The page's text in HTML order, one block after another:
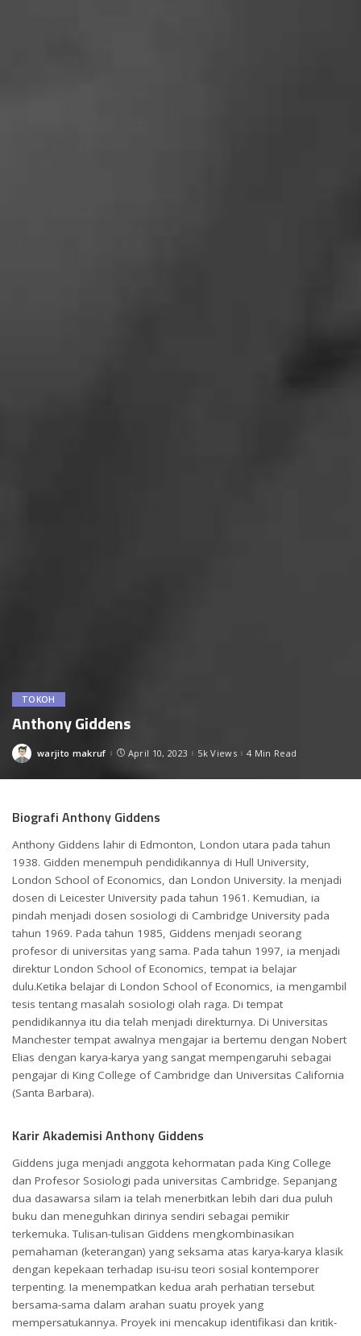
TOKOH
Anthony Giddens
Posted
warjito makruf April 10, 2023 5k Views 4 Min Read
Biografi Anthony Giddens
Anthony Giddens lahir di Edmonton, London utara pada tahun
1938. Gidden menempuh pendidikannya di Hull University,
London School of Economics, dan London University. Ia menjadi
dosen di Leicester University pada tahun 1961. Kemudian, ia
pindah menjadi dosen sosiologi di Cambridge University pada
tahun 1969. Pada tahun 1985, Giddens menjadi seorang
profesor di universitas yang sama. Pada tahun 1997, ia menjadi
direktur London School of Economics, tempat ia belajar
dulu.Ketika belajar di London School of Economics, ia mengambil
tesis tentang masalah sosiologi olah raga. Di tempat
pendidikannya itu dia telah menjadi direkturnya. Di Universitas
Manchester tempat awalnya mengajar ia bertemu dengan Nobert
Elias dengan karya-karya yang sangat mempengaruhi sebagai
pengajar di King College of Cambridge dan Universitas California
(Santa Barbara).
Karir Akademisi Anthony Giddens
Giddens juga menjadi anggota kehormatan pada King College
dan Profesor Sosiologi pada universitas Cambridge. Sepanjang
dua dasawarsa silam ia telah menerbitkan lebih dari dua puluh
buku dan meneguhkan dirinya sendiri sebagai pemikir
terkemuka. Tulisan-tulisan Giddens mengkombinasikan
pemahaman (keterangan) yang seksama atas karya-karya klasik
dengan kepekaan terhadap isu-isu teori sosial kontemporer
terpenting. Ia menempatkan kedua arah perhatian tersebut
bersama-sama dalam arahan suatu proyek yang
mempersatukannya. Proyek ini mencakup identifikasi dan kritik-